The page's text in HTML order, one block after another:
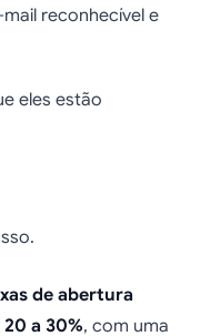
reconhecível e
eles estão
de abertura
a 30%, com uma